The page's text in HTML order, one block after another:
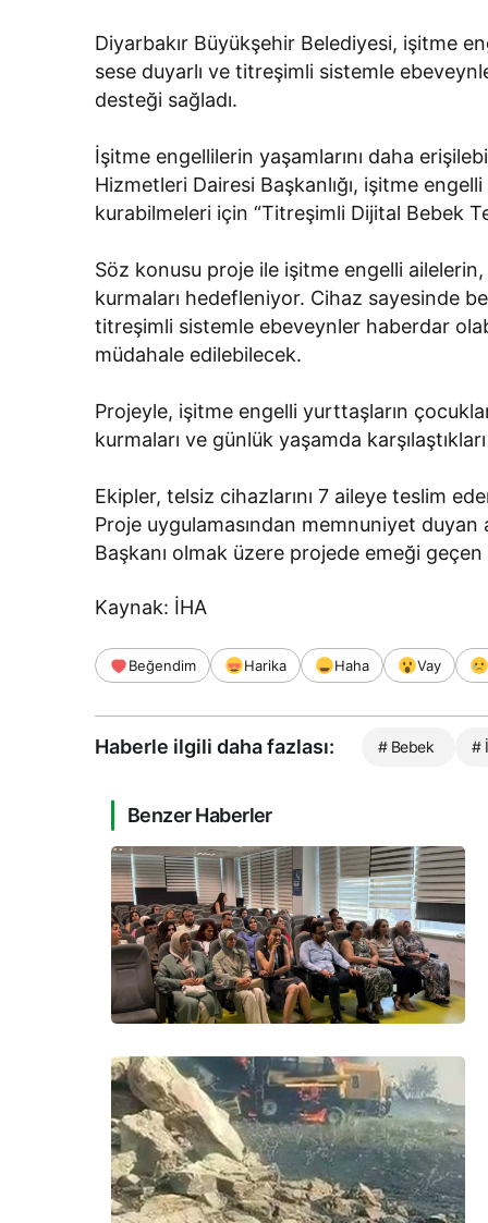
Diyarbakır Büyükşehir Belediyesi, işitme
sese duyarlı ve titreşimli sistemle
desteği sağladı.
İşitme engellilerin yaşamlarını daha
Hizmetleri Dairesi Başkanlığı, işitme
kurabilmeleri için “Titreşimli Dijital Bebek
Söz konusu proje ile işitme engelli
kurmaları hedefleniyor. Cihaz sayesinde
titreşimli sistemle ebeveynler haberdar
müdahale edilebilecek.
Projeyle, işitme engelli yurttaşların
kurmaları ve günlük yaşamda
Ekipler, telsiz cihazlarını 7 aileye teslim
Proje uygulamasından memnuniyet
Başkanı olmak üzere projede emeği
Kaynak: İHA
Beğendim Harika Haha Vay
Haberle ilgili daha fazlası: # Bebek #
Benzer Haberler